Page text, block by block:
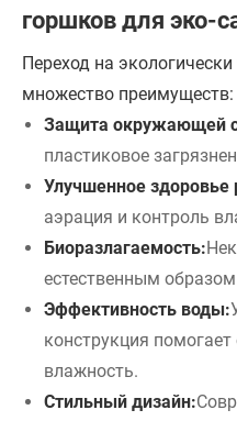
горшков для эко-
Переход на
множество преимуществ:
Защита окружающей
пластиковое
Улучшенное здоровье
аэрация и контроль
Биоразлагаемость:
естественным
Эффективность воды:
конструкция
влажность.
Стильный дизайн: